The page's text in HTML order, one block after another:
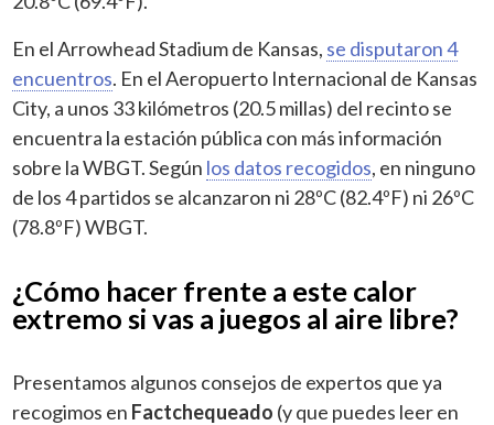
En el Arrowhead Stadium de Kansas, se disputaron 4
encuentros. En el Aeropuerto Internacional de Kansas
City, a unos 33 kilómetros (20.5 millas) del recinto se
encuentra la estación pública con más información
sobre la WBGT. Según los datos recogidos, en ninguno
de los 4 partidos se alcanzaron ni 28ºC (82.4ºF) ni 26ºC
(78.8ºF) WBGT.
¿Cómo hacer frente a este calor
extremo si vas a juegos al aire libre?
Presentamos algunos consejos de expertos que ya
recogimos en Factchequeado (y que puedes leer en